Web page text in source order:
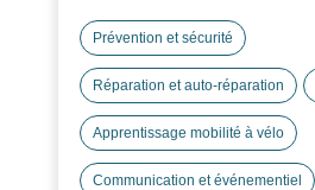
Prévention et sécurité
Réparation et auto-réparation
Apprentissage mobilité à vélo
Communication et événementiel